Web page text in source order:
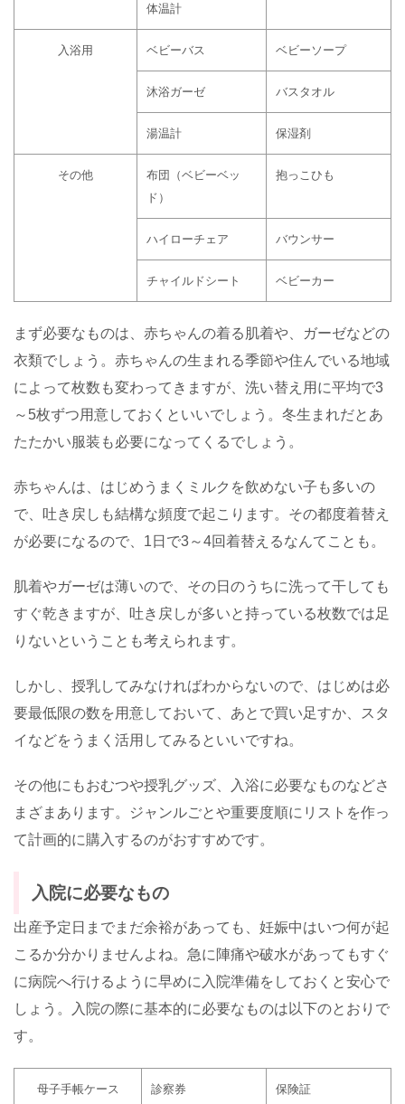
体温計
入浴用 ベビーバス ベビーソープ
沐浴ガーゼ バスタオル
湯温計 保湿剤
その他
布団（ベビーベッ
ド）
抱っこひも
ハイローチェア バウンサー
チャイルドシート ベビーカー
まず必要なものは、赤ちゃんの着る肌着や、ガーゼなどの
衣類でしょう。赤ちゃんの生まれる季節や住んでいる地域
によって枚数も変わってきますが、洗い替え用に平均で3
～ 5枚ずつ用意しておくといいでしょう。冬生まれだとあ
たたかい服装も必要になってくるでしょう。
赤ちゃんは、はじめうまくミルクを飲めない子も多いの
で、吐き戻しも結構な頻度で起こります。その都度着替え
が必要になるので、 1 日で3～4回着替えるなんてことも。
肌着やガーゼは薄いので、その日のうちに洗って干しても
すぐ乾きますが、吐き戻しが多いと持っている枚数では足
りないということも考えられます。
しかし、授乳してみなければわからないので、はじめは必
要最低限の数を用意しておいて、あとで買い足すか、スタ
イなどをうまく活用してみるといいですね。
その他にもおむつや授乳グッズ、入浴に必要なものなどさ
まざまあります。ジャンルごとや重要度順にリストを作っ
て計画的に購入するのがおすすめです。
入院に必要なもの
出産予定日までまだ余裕があっても、妊娠中はいつ何が起
こるか分かりませんよね。急に陣痛や破水があってもすぐ
に病院へ行けるように早めに入院準備をしておくと安心で
しょう。入院の際に基本的に必要なものは以下のとおりで
す。
母子手帳ケース 診察券 保険証